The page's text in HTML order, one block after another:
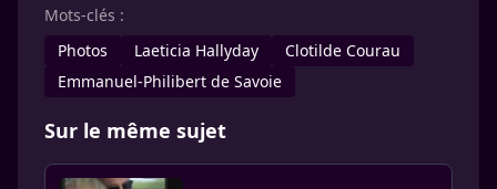
Mots-clés :
Photos
Laeticia Hallyday
Clotilde Courau
Emmanuel-Philibert de Savoie
Sur le même sujet